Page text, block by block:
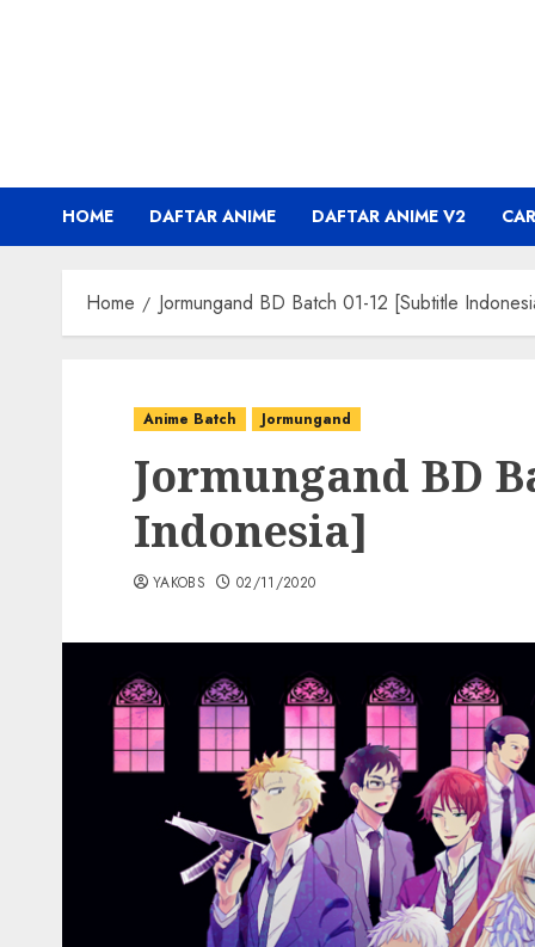
HOME DAFTAR ANIME DAFTAR ANIME V2
Home Jormungand BD Batch 01-12 [Subtitle
Anime Batch Jormungand
Jormungand BD
Indonesia]
YAKOBS 02/11/2020